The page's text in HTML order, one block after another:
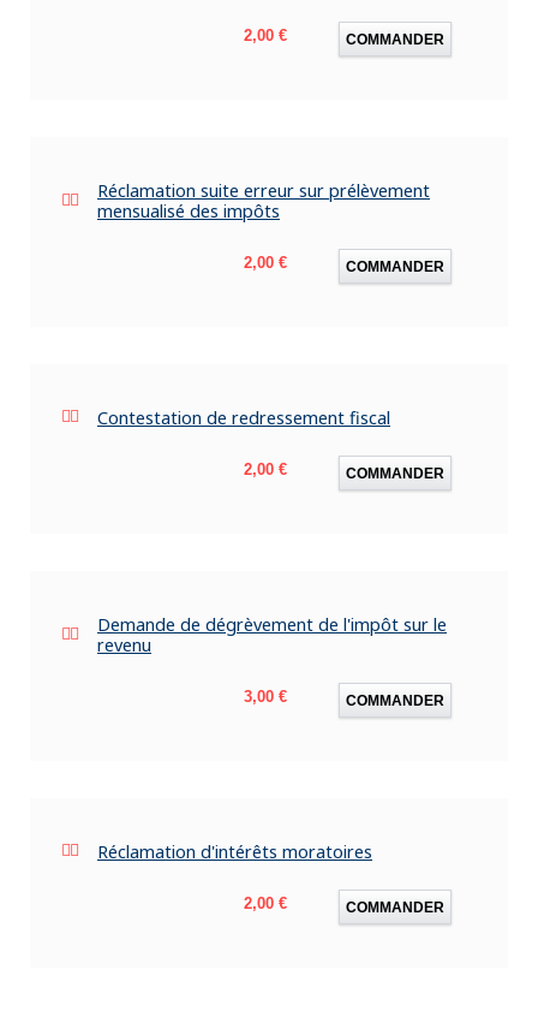
Prix
2,00 € COMMANDER
Réclamation suite erreur sur prélèvement
mensualisé des impôts
Prix
2,00 € COMMANDER
Contestation de redressement fiscal
Prix
2,00 € COMMANDER
Demande de dégrèvement de l'impôt sur le
revenu
Prix
3,00 € COMMANDER
Réclamation d'intérêts moratoires
Prix
2,00 € COMMANDER